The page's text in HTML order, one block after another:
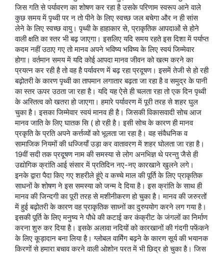
जिस गति से पर्यावरण का शोषण कर रहा है उसके परिणाम स्वरूप आने वाले
कुछ समय में पृथ्वी पर न तो पीने के लिए स्वच्छ जल बचेगा और न ही सांस
लेने के लिए स्वच्छ वायु। पृथ्वी के हाहाकार से, प्राकृतिक आपदाओं से होने
वाली क्षति का स्तर भी बढ़ जाएगा। इसलिए यदि समय रहते इस दिशा में पर्याप्त
कदम नहीं उठाए गए तो मानव अपने भविष्य भविष्य के लिए स्वयं जिम्मेवार
होगा। वर्तमान समय में यदि कोई आपदा मानव जीवन को खत्म करने का
प्रयत्न कर रही है तो वह है पर्यावरण में बढ़ रहा प्रदूषण। इसमें तेजी से हो रही
बढ़ोतरी के कारण पृथ्वी का तापमान लगातार बढ़ता जा रहा है व समुद्र के पानी
का स्तर ऊपर उठता जा रहा है। यदि यह ऐसे ही चलता रहा तो एक दिन पृथ्वी
के अस्तित्व को खतरा हो जाएगा। हमारे पर्यावरण में पूरी तरह से शहर घुल
चुका है। इसका जिम्मेवार स्वयं मानव ही है। जिसकी विकासवादी सोच आज
मानव जाति के लिए घातक सि ( हो रही है। इसी सोच के कारण ही मानव
प्रकृति के प्रति अपने कर्त्तव्यों को भूलता जा रहा है। वह संवैधनिक व
सामाजिक नियमों की धज्जियाँ उड़ा कर वातावरण में शहर घोलता जा रहा है।
19वीं सदी तक प्रदूषण नाम की समस्या से लोग अनभिज्ञ थे परन्तु जैसे ही
उद्योगिक क्रांति आई संसार में प्रतिदिन नए-नए कारखाने खुलने लगे।
इनके द्वारा पैदा किए गए शहरीले हूंऐ व कच्चे माल की पूर्ति के लिए प्राकृतिक
साधनों के शोषण ने इस समस्या को जन्म दे दिया है। इस क्रांति के साथ ही
मानव की जिन्दगी का पूरी तरह से मशीनीकरण हो चुका है। मानव की जरुरतों
में हुई बढ़ोतरी के कारण वह प्राकृतिक साध्नों का दुरुपयोग करने लग गया है।
इसकी पूर्ति के लिए मनुष्य ने पौधे की कटाई कर कंक्रीट के जंगलों का निर्माण
करना शुरु कर दिया है। इसके अलावा नदियों को कारखानों की गंदगी पफेंकने
के लिए कूड़ादान बना लिया है। ग्लोबल वार्मिंग बढ़ने के कारण सूर्य की भयानक
किरणों से हमारा बचाव करने वाली ओशोन परत में भी छिद्र हो चुका है। जिस